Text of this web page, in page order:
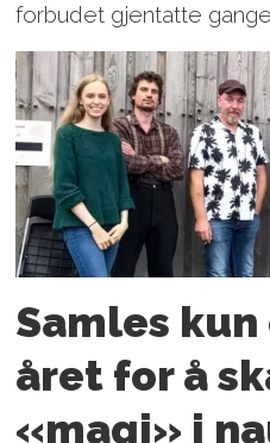
forbudet gjentatte
Samles kun
året for å
«magi» i